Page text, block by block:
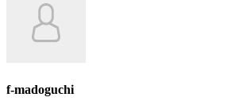
f-madoguchi